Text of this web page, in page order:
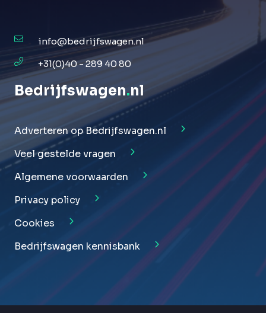
info@bedrijfswagen.nl
+31(0)40 - 289 40 80
Bedrijfswagen.nl
Adverteren op Bedrijfswagen.nl
Veel gestelde vragen
Algemene voorwaarden
Privacy policy
Cookies
Bedrijfswagen kennisbank